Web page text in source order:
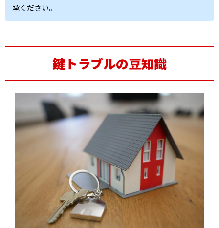
承ください。
鍵トラブルの豆知識